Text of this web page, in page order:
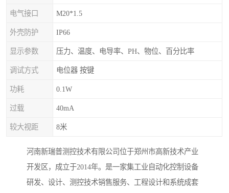
电气接口 M20*1.5
外壳防护 IP66
显示参数 压力、温度、电导率、PH、物位、百分比率
调试方式 电位器 按键
功耗 0.1W
过载 40mA
较大视距 8米
河南新瑞普测控技术有限公司位于郑州市高新技术产业
开发区，成立于2014年。是一家集工业自动化控制设备
研发、设计、测控技术销售服务、工程设计和系统成套